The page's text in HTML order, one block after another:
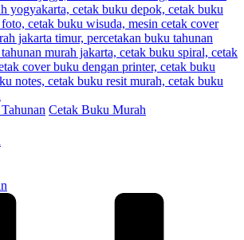
Cetak Buku Murah